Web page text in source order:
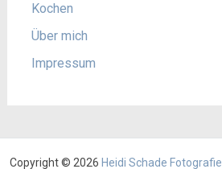
Kochen
Über mich
Impressum
Copyright © 2026 Heidi Schade Fotografie